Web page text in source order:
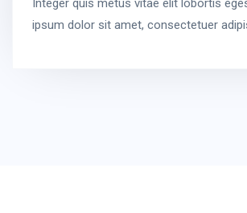
Integer quis metus vitae elit lobortis
ipsum dolor sit amet, consectetuer